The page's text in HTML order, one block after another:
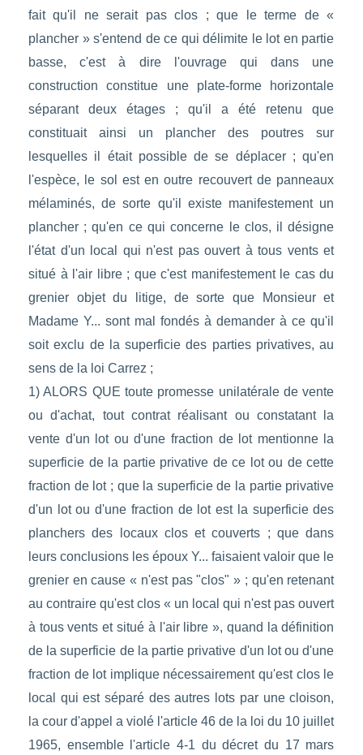
fait qu'il ne serait pas clos ; que le terme de «
plancher » s'entend de ce qui délimite le lot en partie
basse, c'est à dire l'ouvrage qui dans une
construction constitue une plate-forme horizontale
séparant deux étages ; qu'il a été retenu que
constituait ainsi un plancher des poutres sur
lesquelles il était possible de se déplacer ; qu'en
l'espèce, le sol est en outre recouvert de panneaux
mélaminés, de sorte qu'il existe manifestement un
plancher ; qu'en ce qui concerne le clos, il désigne
l'état d'un local qui n'est pas ouvert à tous vents et
situé à l'air libre ; que c'est manifestement le cas du
grenier objet du litige, de sorte que Monsieur et
Madame Y... sont mal fondés à demander à ce qu'il
soit exclu de la superficie des parties privatives, au
sens de la loi Carrez ;
1) ALORS QUE toute promesse unilatérale de vente
ou d'achat, tout contrat réalisant ou constatant la
vente d'un lot ou d'une fraction de lot mentionne la
superficie de la partie privative de ce lot ou de cette
fraction de lot ; que la superficie de la partie privative
d'un lot ou d'une fraction de lot est la superficie des
planchers des locaux clos et couverts ; que dans
leurs conclusions les époux Y... faisaient valoir que le
grenier en cause « n'est pas "clos" » ; qu'en retenant
au contraire qu'est clos « un local qui n'est pas ouvert
à tous vents et situé à l'air libre », quand la définition
de la superficie de la partie privative d'un lot ou d'une
fraction de lot implique nécessairement qu'est clos le
local qui est séparé des autres lots par une cloison,
la cour d'appel a violé l'article 46 de la loi du 10 juillet
1965, ensemble l'article 4-1 du décret du 17 mars